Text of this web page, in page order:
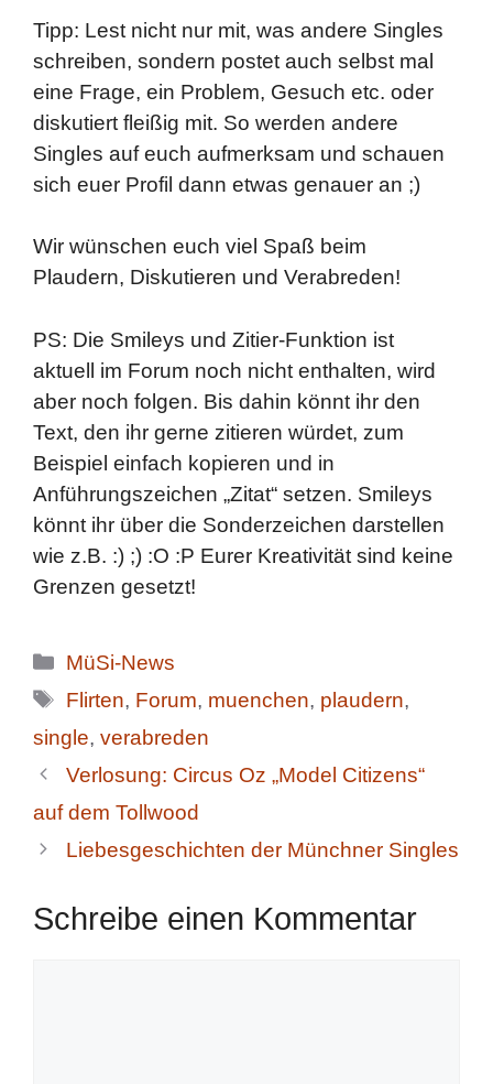
Tipp: Lest nicht nur mit, was andere Singles
schreiben, sondern postet auch selbst mal
eine Frage, ein Problem, Gesuch etc. oder
diskutiert fleißig mit. So werden andere
Singles auf euch aufmerksam und schauen
sich euer Profil dann etwas genauer an ;)
Wir wünschen euch viel Spaß beim
Plaudern, Diskutieren und Verabreden!
PS: Die Smileys und Zitier-Funktion ist
aktuell im Forum noch nicht enthalten, wird
aber noch folgen. Bis dahin könnt ihr den
Text, den ihr gerne zitieren würdet, zum
Beispiel einfach kopieren und in
Anführungszeichen „Zitat“ setzen. Smileys
könnt ihr über die Sonderzeichen darstellen
wie z.B. :) ;) :O :P Eurer Kreativität sind keine
Grenzen gesetzt!
Kategorien
MüSi-News
Schlagwörter
Flirten, Forum, muenchen, plaudern,
single, verabreden
Verlosung: Circus Oz „Model Citizens“
auf dem Tollwood
Liebesgeschichten der Münchner Singles
Schreibe einen Kommentar